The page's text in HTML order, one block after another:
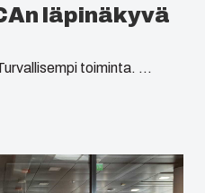
läpinäkyvä
toiminta. ...